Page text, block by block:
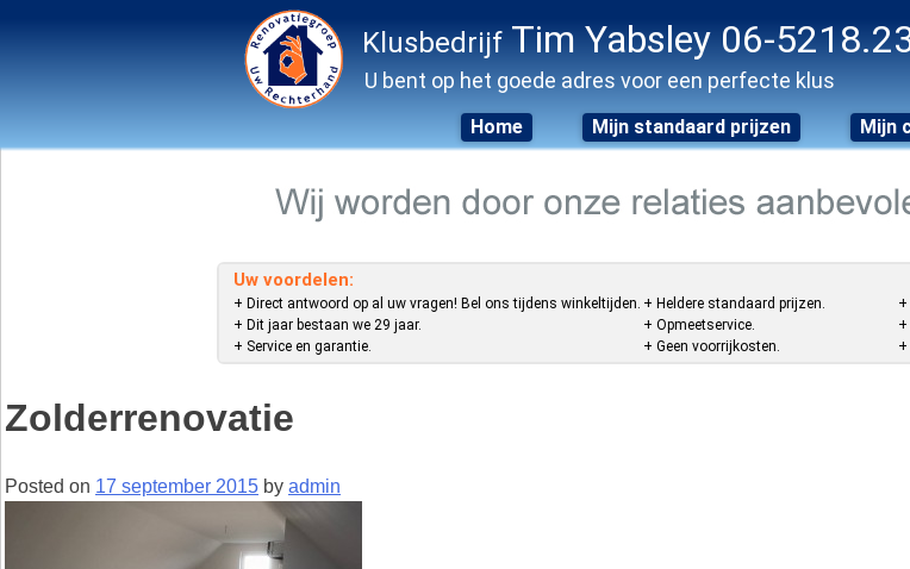
Klusbedrijf Tim Yabsley 06-
U bent op het goede adres voor een perfecte klus
Home Mijn standaard prijzen Mijn
Uw voordelen:
+ Direct antwoord op al uw vragen! Bel ons tijdens winkeltijden.
+ Dit jaar bestaan we 29 jaar.
+ Service en garantie.
+ Heldere standaard prijzen.
+ Opmeetservice.
+ Geen voorrijkosten.
+
Zolderrenovatie
Posted on 17 september 2015 by admin